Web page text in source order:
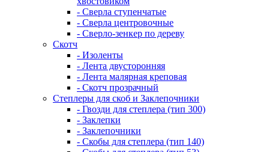
- Сверла ступенчатые
- Сверла центровочные
- Сверло-зенкер по дереву
Скотч
- Изоленты
- Лента двусторонняя
- Лента малярная креповая
- Скотч прозрачный
Степлеры для скоб и Заклепочники
- Гвозди для степлера (тип 300)
- Заклепки
- Заклепочники
- Скобы для степлера (тип 140)